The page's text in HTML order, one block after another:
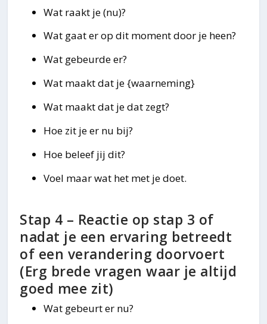
Wat raakt je (nu)?
Wat gaat er op dit moment door je heen?
Wat gebeurde er?
Wat maakt dat je {waarneming}
Wat maakt dat je dat zegt?
Hoe zit je er nu bij?
Hoe beleef jij dit?
Voel maar wat het met je doet.
Stap 4 – Reactie op stap 3 of
nadat je een ervaring betreedt
of een verandering doorvoert
(Erg brede vragen waar je altijd
goed mee zit)
Wat gebeurt er nu?